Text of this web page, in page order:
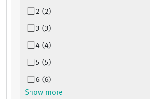
2 (2)
3 (3)
4 (4)
5 (5)
6 (6)
Show more